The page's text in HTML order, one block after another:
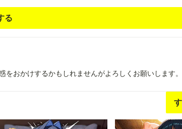
る
をおかけするかもしれませんがよろしくお願いします。